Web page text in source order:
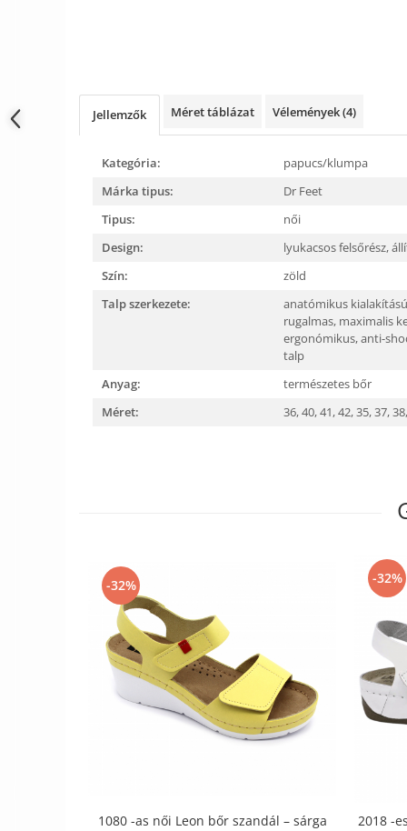
Jellemzők Méret táblázat Vélemények(4)
Kategória:
papucs/klumpa
Márka tipus:
Dr Feet
Tipus:
női
Design:
lyukacsos felsőrész,
Szín:
zöld
Talp szerkezete:
anatómikus
rugalmas, maximalis
ergonómikus,anti-
talp
Anyag:
természetes bőr
Méret:
36,40,41,42,35,37,38,
-32%
1080 -as női Leon bőr szandál – sárga
-32%
2018 -